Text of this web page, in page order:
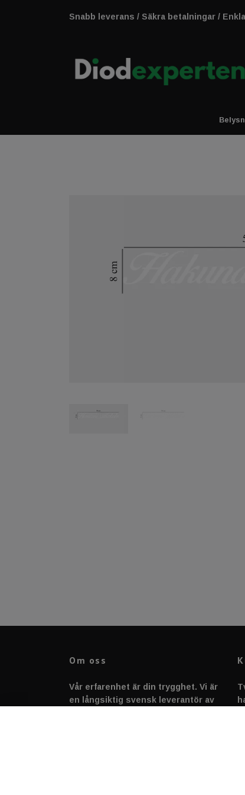
Snabb leverans / Säkra betalningar /
Om oss
Vår erfarenhet är din trygghet. Vi är
en långsiktig svensk leverantör av